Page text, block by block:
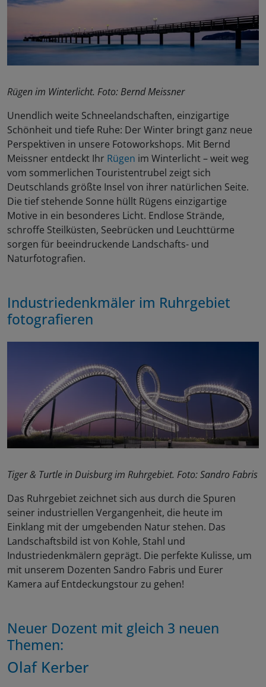
Rügen im Winterlicht. Foto: Bernd Meissner
Unendlich weite Schneelandschaften, einzigartige
Schönheit und tiefe Ruhe: Der Winter bringt ganz neue
Perspektiven in unsere Fotoworkshops. Mit Bernd
Meissner entdeckt Ihr Rügen im Winterlicht – weit weg
vom sommerlichen Touristentrubel zeigt sich
Deutschlands größte Insel von ihrer natürlichen Seite.
Die tief stehende Sonne hüllt Rügens einzigartige
Motive in ein besonderes Licht. Endlose Strände,
schroffe Steilküsten, Seebrücken und Leuchttürme
sorgen für beeindruckende Landschafts- und
Naturfotografien.
Industriedenkmäler im Ruhrgebiet
fotografieren
Tiger & Turtle in Duisburg im Ruhrgebiet. Foto: Sandro Fabris
Das Ruhrgebiet zeichnet sich aus durch die Spuren
seiner industriellen Vergangenheit, die heute im
Einklang mit der umgebenden Natur stehen. Das
Landschaftsbild ist von Kohle, Stahl und
Industriedenkmälern geprägt. Die perfekte Kulisse, um
mit unserem Dozenten Sandro Fabris und Eurer
Kamera auf Entdeckungstour zu gehen!
Neuer Dozent mit gleich 3 neuen
Themen:
Olaf Kerber